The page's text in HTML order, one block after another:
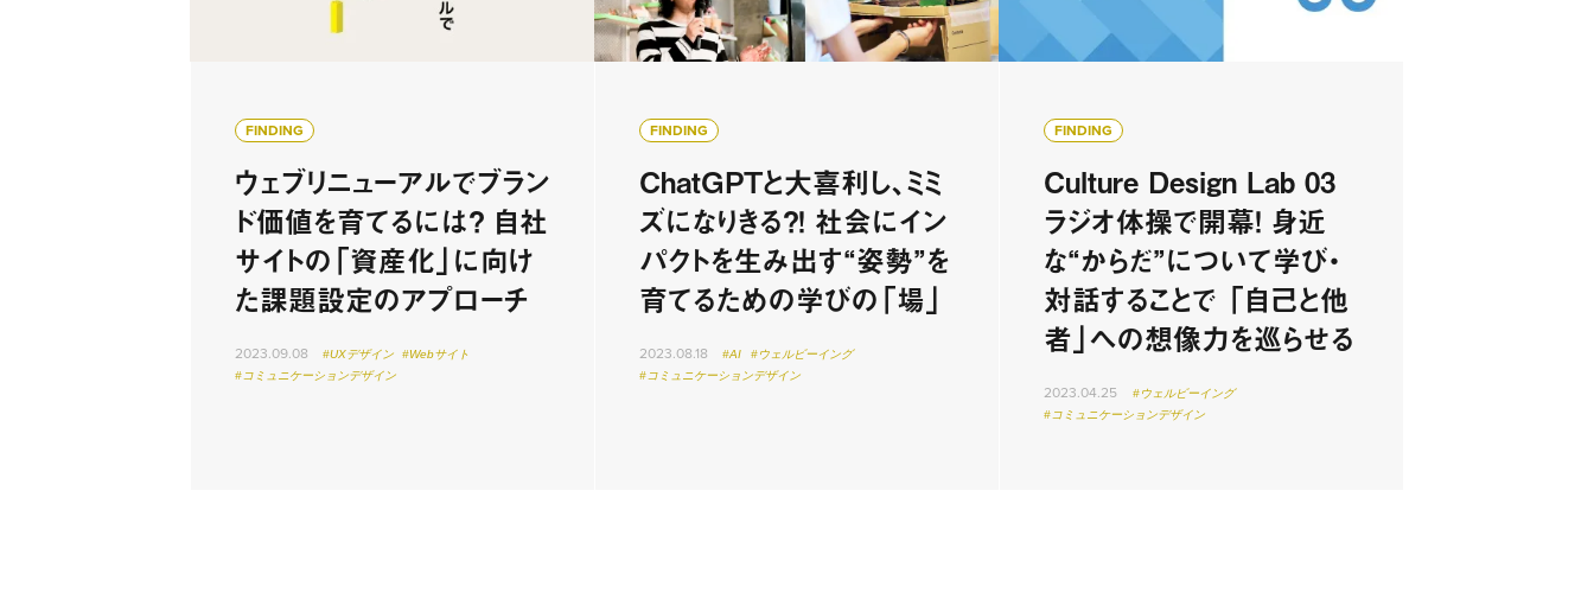
FINDING
ウェブリニューアルでブラン
ド価値を育てるには？ 自社
サイトの「資産化」に向け
た課題設定のアプローチ
2023.09.08 #UXデザイン
#Webサイト
#コミュニケーションデザイン
FINDING
ChatGPTと大喜利し、ミミ
ズになりきる？！ 社会にイン
パクトを生み出す“姿勢”を
育てるための学びの「場」
2023.08.18 #AI
#ウェルビーイング
#コミュニケーションデザイン
FINDING
Culture Design Lab 03
ラジオ体操で開幕！ 身近
な“からだ”について学び・
対話することで 「自己と他
者」への想像力を巡らせる
2023.04.25
#ウェルビーイング
#コミュニケーションデザイン